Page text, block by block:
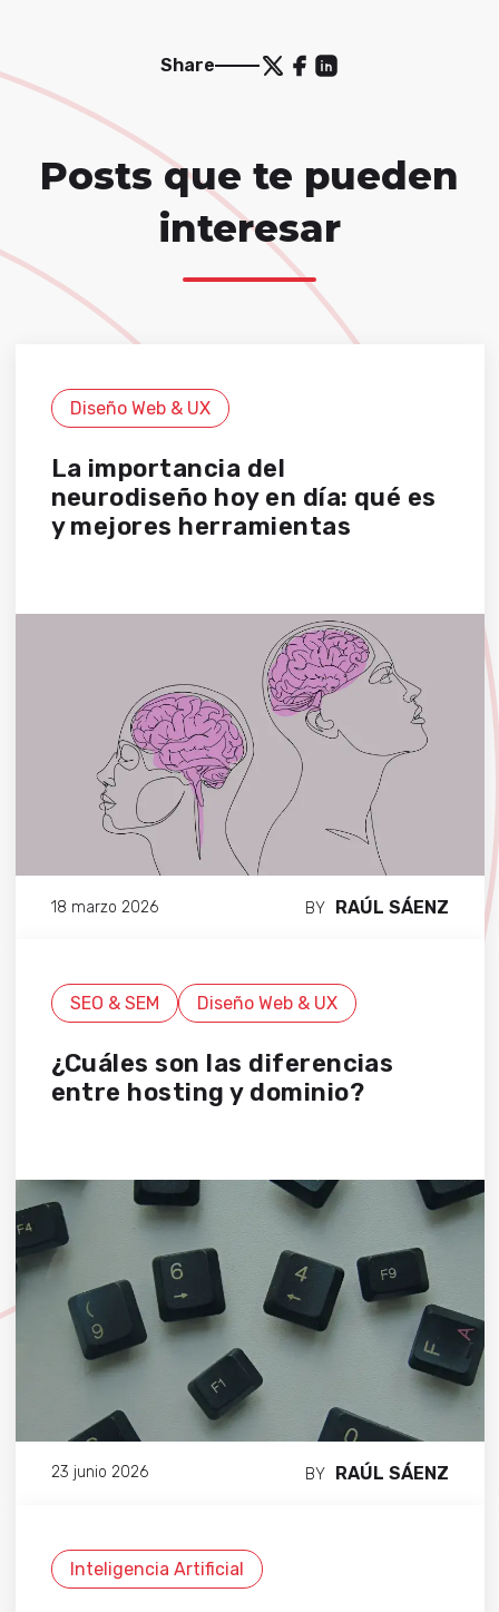
Share
Posts que te pueden
interesar
Diseño Web & UX
La importancia del
neurodiseño hoy en día: qué es
y mejores herramientas
18 marzo 2026 BY RAÚL SÁENZ
SEO & SEM Diseño Web & UX
¿Cuáles son las diferencias
entre hosting y dominio?
23 junio 2026 BY RAÚL SÁENZ
Inteligencia Artificial